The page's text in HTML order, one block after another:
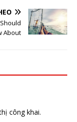
About
công khai.